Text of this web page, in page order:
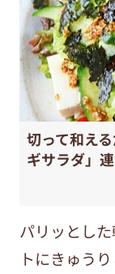
切って和え
ギサラダ」
パリッとし
トにきゅう